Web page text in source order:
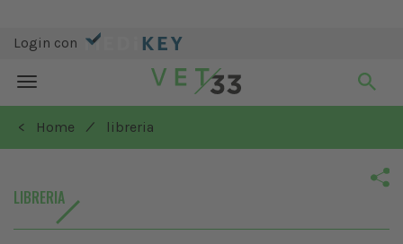
Login con
Toggle
navigation
< Home
/ libreria
LIBRERIA